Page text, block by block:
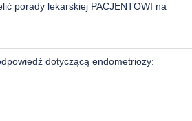
porady lekarskiej PACJENTOWI na
dotyczącą endometriozy: